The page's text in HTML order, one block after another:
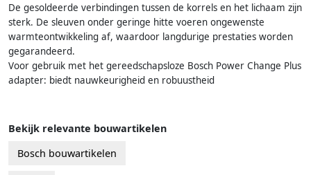
De gesoldeerde verbindingen tussen de korrels en het lichaam zijn
sterk. De sleuven onder geringe hitte voeren ongewenste
warmteontwikkeling af, waardoor langdurige prestaties worden
gegarandeerd.
Voor gebruik met het gereedschapsloze Bosch Power Change Plus
adapter: biedt nauwkeurigheid en robuustheid
Bekijk relevante bouwartikelen
Bosch bouwartikelen